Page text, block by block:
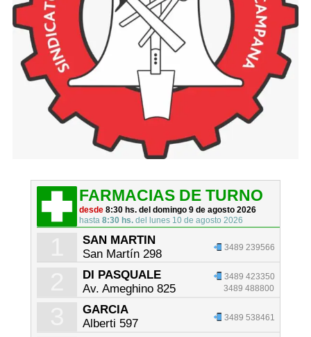
FARMACIAS DE TURNO
desde8:30 hs. del domingo 9 de agosto 2026
hasta8:30 hs. del lunes 10 de agosto 2026
SAN MARTIN
San Martín 298
3489 239566
DI PASQUALE
Av. Ameghino 825
3489 423350
3489 488800
GARCIA
Alberti 597
3489 538461